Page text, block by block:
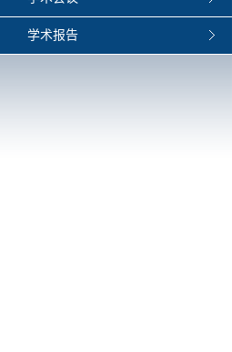
学术报告